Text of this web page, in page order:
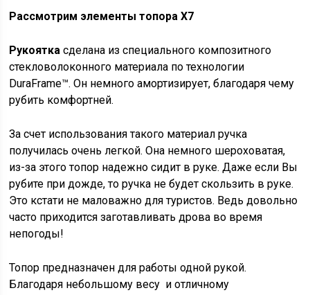
Рассмотрим элементы топора X7
Рукоятка сделана из специального композитного
стекловолоконного материала по технологии
DuraFrame™. Он немного амортизирует, благодаря чему
рубить комфортней.
За счет использования такого материал ручка
получилась очень легкой. Она немного шероховатая,
из-за этого топор надежно сидит в руке. Даже если Вы
рубите при дожде, то ручка не будет скользить в руке.
Это кстати не маловажно для туристов. Ведь довольно
часто приходится заготавливать дрова во время
непогоды!
Топор предназначен для работы одной рукой.
Благодаря небольшому весу и отличному